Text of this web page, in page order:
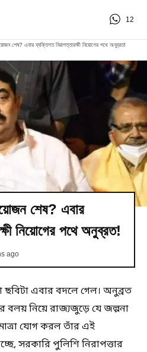
12
শেষ? এবার ব্যক্তিগত নিরাপত্তারক্ষী নিয়োগের পথে অনুব্রত!
শেষ? এবার
নিয়োগের পথে অনুব্রত!
ago
ছবিটা এবার বদলে গেল। অনুব্রত
বলয় নিয়ে রাজ্যজুড়ে যে জল্পনা
যোগ করল তাঁর এই
সরকারি পুলিশি নিরাপত্তার